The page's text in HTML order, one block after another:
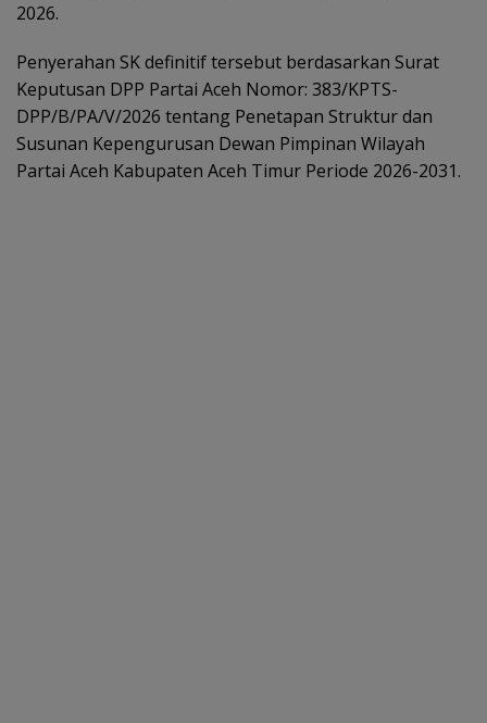
2026.
Penyerahan SK definitif tersebut berdasarkan Surat
Keputusan DPP Partai Aceh Nomor: 383/KPTS-
DPP/B/PA/V/2026 tentang Penetapan Struktur dan
Susunan Kepengurusan Dewan Pimpinan Wilayah
Partai Aceh Kabupaten Aceh Timur Periode 2026-2031.